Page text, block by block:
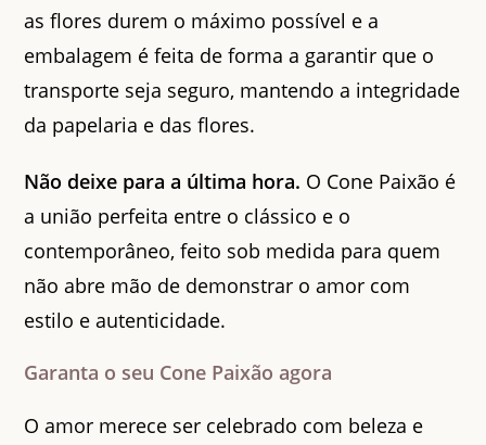
as flores durem o máximo possível e a
embalagem é feita de forma a garantir que o
transporte seja seguro, mantendo a integridade
da papelaria e das flores.
Não deixe para a última hora. O Cone Paixão é
a união perfeita entre o clássico e o
contemporâneo, feito sob medida para quem
não abre mão de demonstrar o amor com
estilo e autenticidade.
Garanta o seu Cone Paixão agora
O amor merece ser celebrado com beleza e